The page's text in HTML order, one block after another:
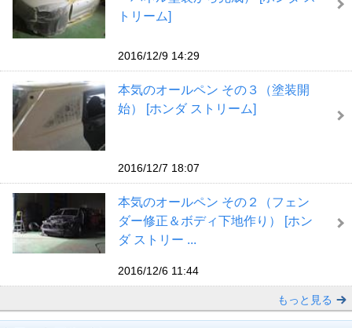
トリーム]
2016/12/9 14:29
本気のオールペン その３（塗装開
始） [ホンダ ストリーム]
2016/12/7 18:07
本気のオールペン その２（フェン
ダー修正＆ボディ下地作り） [ホン
ダ ストリー ...
2016/12/6 11:44
もっと見る